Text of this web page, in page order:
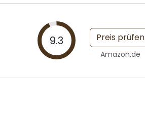
9.3 Preis prüfen
Amazon.de